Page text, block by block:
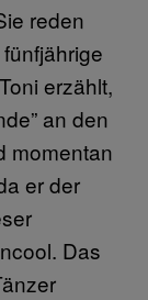
reden
erzählt,
an den
momentan
er der
Das